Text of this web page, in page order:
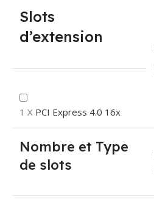
Slots
d’extension
1 X PCI Express 4.0 16x
Nombre et Type
de slots